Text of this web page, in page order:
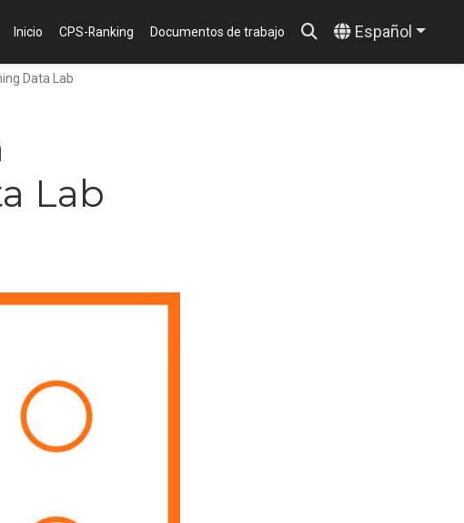
Inicio CPS-Ranking Documentos de trabajo Español
Data Lab
Lab